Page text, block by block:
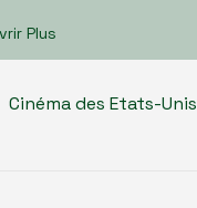
Plus
Cinéma des Etats-Unis